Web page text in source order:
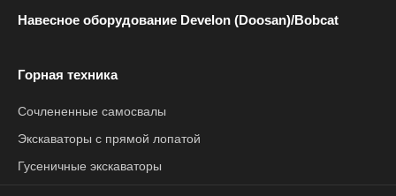
Навесное оборудование Develon (Doosan)/Bobcat
Горная техника
Сочлененные самосвалы
Экскаваторы с прямой лопатой
Гусеничные экскаваторы